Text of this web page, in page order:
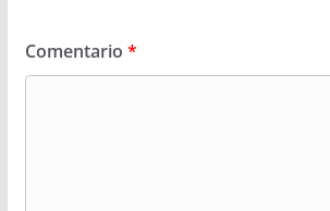
Comentario *